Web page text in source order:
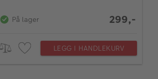
På lager 299,-
LEGG I HANDLEKURV